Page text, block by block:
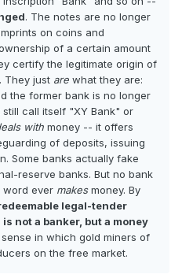
. The notes are no longer
on coins and
of a certain amount
certify the legitimate origin of
They just are what they are:
the former bank is no longer
call itself "XY Bank" or
with money -- it offers
of deposits, issuing
Some banks actually fake
reserve banks. But no bank
word ever makesmoney. By
legal-tender
is not a banker, but a money
in which gold miners of
on the free market.